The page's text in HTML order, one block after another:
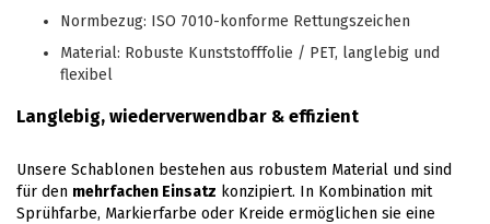
Normbezug: ISO 7010-konforme Rettungszeichen
Material: Robuste Kunststofffolie / PET, langlebig und
flexibel
Langlebig, wiederverwendbar & effizient
Unsere Schablonen bestehen aus robustem Material und sind
für den mehrfachen Einsatz konzipiert. In Kombination mit
Sprühfarbe, Markierfarbe oder Kreide ermöglichen sie eine